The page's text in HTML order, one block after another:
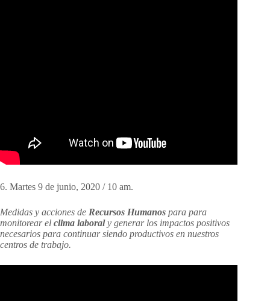
6. Martes 9 de junio, 2020 / 10 am.
Medidas y acciones de Recursos Humanos para para
monitorear el clima laboraly generar los impactos positivos
necesarios para continuar siendo productivos en nuestros
centros de trabajo.